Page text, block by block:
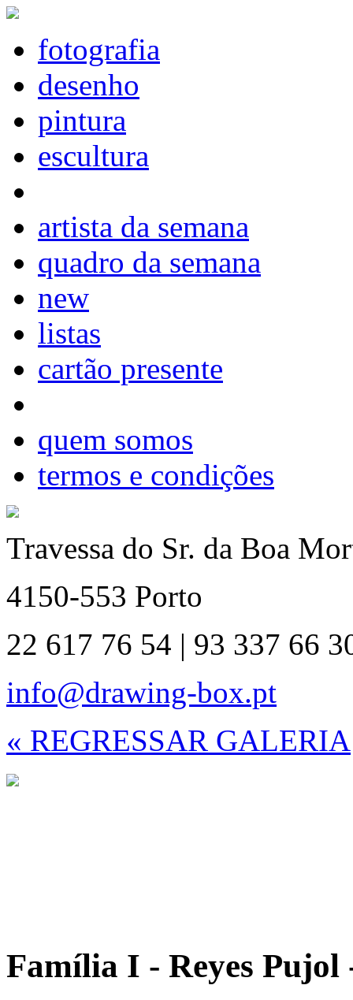
fotografia
desenho
pintura
escultura
artista da semana
quadro da semana
new
listas
cartão presente
quem somos
termos e condições
Travessa do Sr. da Boa
4150-553 Porto
22 617 76 54 | 93 337 66
info@drawing-box.pt
« REGRESSAR GALERIA
Família I - Reyes Pujol